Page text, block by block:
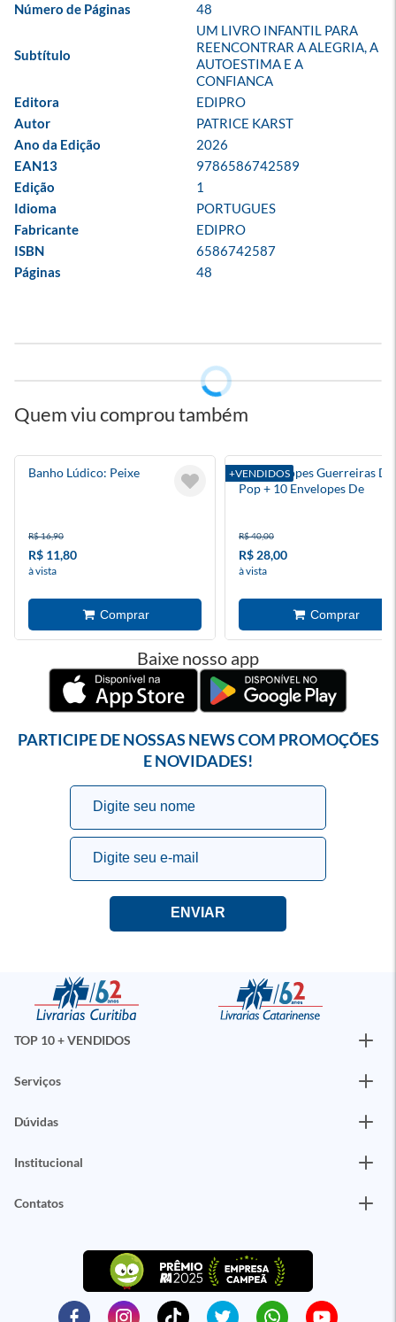
Número de Páginas
48
Subtítulo
UM LIVRO INFANTIL PARA
REENCONTRAR A ALEGRIA, A
AUTOESTIMA E A
CONFIANCA
Editora
EDIPRO
Autor
PATRICE KARST
Ano da Edição
2026
EAN13
9786586742589
Edição
1
Idioma
PORTUGUES
Fabricante
EDIPRO
ISBN
6586742587
Páginas
48
Quem viu comprou também
Banho Lúdico: Peixe
R$ 16,90
R$ 11,80
à vista
+VENDIDOS
Kit Envelopes Guerreiras
Pop + 10 Envelopes De
R$ 40,00
R$ 28,00
à vista
Baixe nosso app
PARTICIPE DE NOSSAS NEWS COM PROMOÇÕES
E NOVIDADES!
TOP 10 + VENDIDOS
Serviços
Dúvidas
Institucional
Contatos